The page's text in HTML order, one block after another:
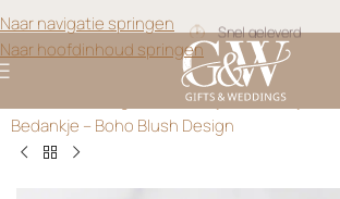
Naar navigatie springen
Naar hoofdinhoud springenGratis personalisatie
Mini Flesjes Bedankjes
Bedankje – Boho Blush Design